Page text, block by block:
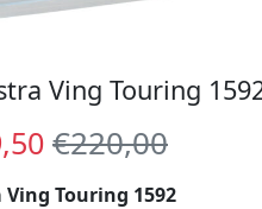
Ving Touring
€220,00
Touring 1592